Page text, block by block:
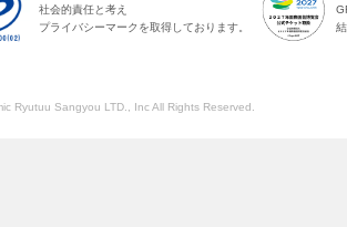
社会的責任と考え
プライバシーマークを取得しております。
Ryutuu Sangyou LTD., Inc All Rights Reserved.